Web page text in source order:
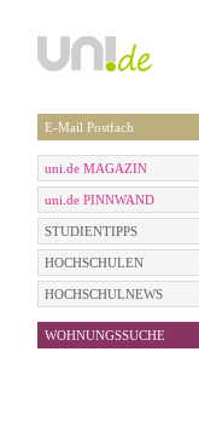
E-Mail Postfach
uni.de MAGAZIN
uni.de PINNWAND
STUDIENTIPPS
HOCHSCHULEN
HOCHSCHULNEWS
WOHNUNGSSUCHE